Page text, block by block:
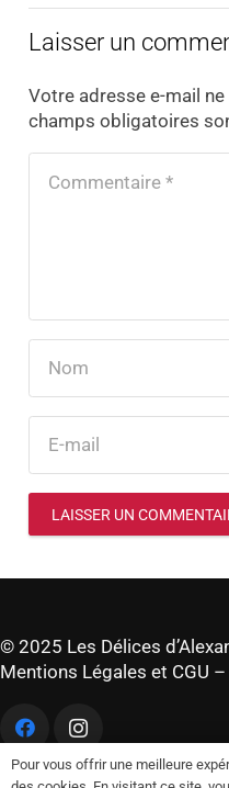
Laisser un
Votre adresse e-mail
champs obligatoires
LAISSER UN
© 2025 Les Délices
Mentions Légales et CGU –
Pour vous offrir une meilleure